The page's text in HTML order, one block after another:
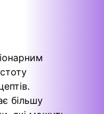
більшу